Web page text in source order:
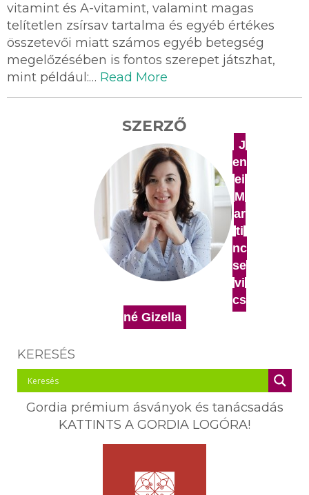
vitamint és A-vitamint, valamint magas
telítetlen zsírsav tartalma és egyéb értékes
összetevői miatt számos egyéb betegség
megelőzésében is fontos szerepet játszhat,
mint például:… Read More
SZERZŐ
J
en
ei
M
ar
ti
nc
se
vi
cs
né Gizella
KERESÉS
Gordia prémium ásványok és tanácsadás
KATTINTS A GORDIA LOGÓRA!